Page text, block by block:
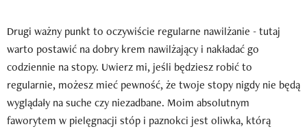
Drugi ważny punkt to oczywiście regularne nawilżanie - tutaj
warto postawić na dobry krem nawilżający i nakładać go
codziennie na stopy. Uwierz mi, jeśli będziesz robić to
regularnie, możesz mieć pewność, że twoje stopy nigdy nie będą
wyglądały na suche czy niezadbane. Moim absolutnym
faworytem w pielęgnacji stóp i paznokci jest oliwka, którą